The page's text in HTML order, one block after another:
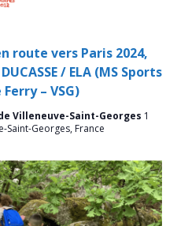
route vers Paris 2024,
/ ELA (MS Sports
– VSG)
Villeneuve-Saint-Georges 1
Saint-Georges, France